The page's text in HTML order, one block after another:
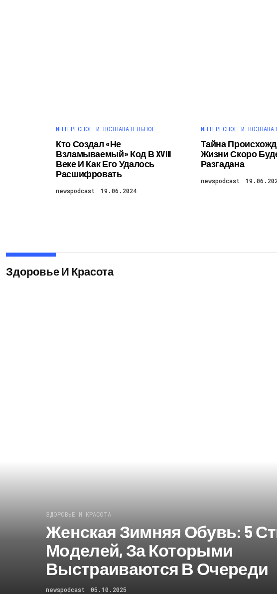
ИНТЕРЕСНОЕ И ПОЗНАВАТЕЛЬНОЕ
Кто Создал «не
Взламываемый» Код В XVIII
Веке И Как Его Удалось
Расшифровать
newspodcast 19.06.2024
ИНТЕРЕСНОЕ И
Тайна
Жизни Скоро
Разгадана
newspodcast
Здоровье И Красота
ЗДОРОВЬЕ И КРАСОТА
Женская Зимняя Обувь: 5
Моделей, За Которыми
Выстраиваются В Очереди
newspodcast 05.10.2025